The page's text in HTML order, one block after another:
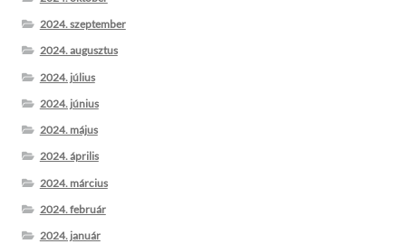
2024. szeptember
2024. augusztus
2024. július
2024. június
2024. május
2024. április
2024. március
2024. február
2024. január